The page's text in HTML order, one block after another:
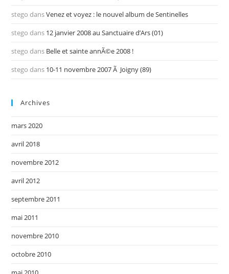
stego dansVenez et voyez : le nouvel album de Sentinelles
stego dans 12 janvier 2008 au Sanctuaire d’Ars (01)
stego dans Belle et sainte annÃ©e 2008 !
stego dans 10-11 novembre 2007 Ã Joigny (89)
Archives
mars 2020
avril 2018
novembre 2012
avril 2012
septembre 2011
mai 2011
novembre 2010
octobre 2010